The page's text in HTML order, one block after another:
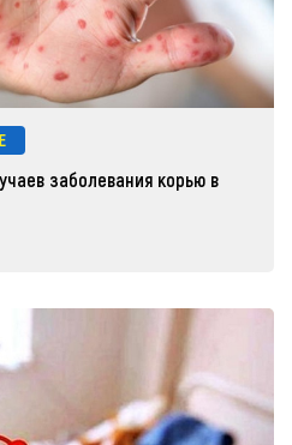
заболевания корью в